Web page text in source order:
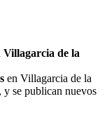
Villagarcia de la
en Villagarcia de la
se publican nuevos